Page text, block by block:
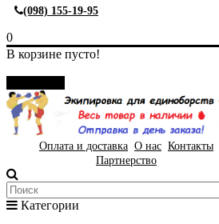
(098) 155-19-95
0
В корзине пусто!
Оплата и доставка О нас Контакты
Партнерство
Категории